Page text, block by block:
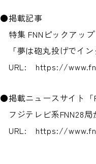
●掲載記事
特集 FNNピックアップ
「夢は砲丸投げでイン
URL: https://
●掲載ニュースサイト「
フジテレビ系FNN28局
URL: https://